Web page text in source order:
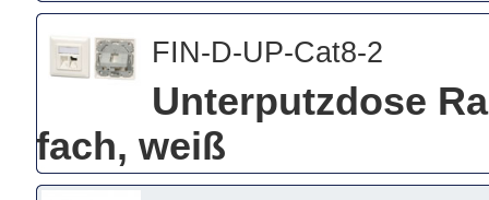
FIN-D-UP-Cat8-2
Unterputzdose
fach, weiß